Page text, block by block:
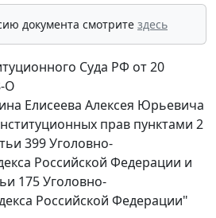
документа смотрите здесь
Суда РФ от 20
О
Елисеева Алексея Юрьевича
прав пунктами 2
399 Уголовно-
Российской Федерации и
175 Уголовно-
Российской Федерации"